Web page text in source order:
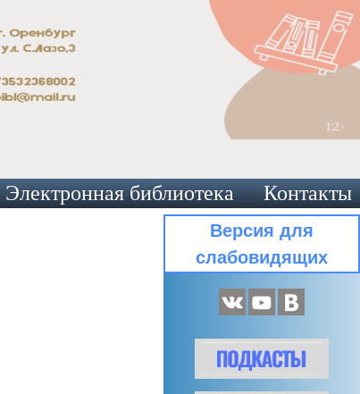
Электронная библиотека Контакты
Версия для
слабовидящих